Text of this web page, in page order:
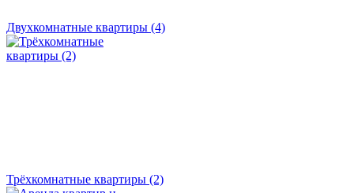
Двухкомнатные квартиры (4)
Трёхкомнатные квартиры (2)